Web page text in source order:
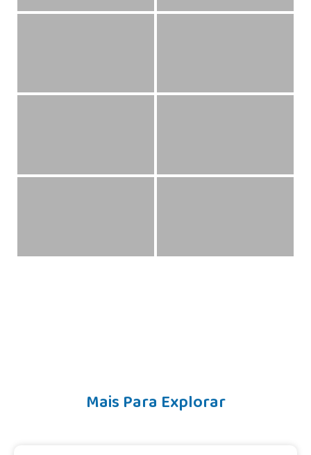
Mais Para Explorar